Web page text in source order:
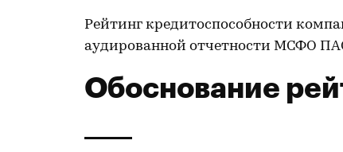
Рейтинг кредитоспособности
аудированной отчетности МСФО
Обоснование